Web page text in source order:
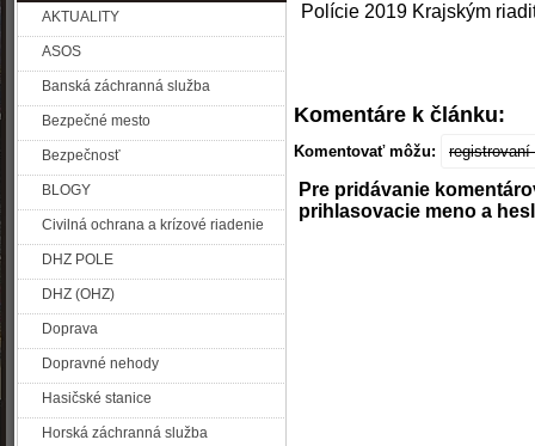
AKTUALITY
ASOS
Banská záchranná služba
Bezpečné mesto
Bezpečnosť
BLOGY
Civilná ochrana a krízové riadenie
DHZ POLE
DHZ (OHZ)
Doprava
Dopravné nehody
Hasičské stanice
Horská záchranná služba
Polície 2019 Krajským
Komentáre k článku:
Komentovať môžu: registrovaní
Pre pridávanie
prihlasovacie meno a